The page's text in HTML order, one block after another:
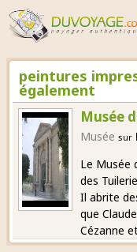
peintures
également
Musée
Musée sur
Le Musée
des
Il abrite
que
Cézanne